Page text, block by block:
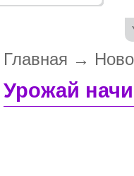
Главная →
Урожай